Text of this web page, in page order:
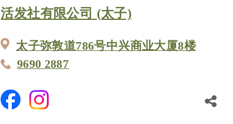
活发社有限公司 (太子)
太子弥敦道786号中兴商业大厦8楼
9690 2887